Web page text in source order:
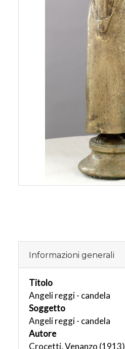
Informazioni generali
Titolo
Angeli reggi - candela
Soggetto
Angeli reggi - candela
Autore
Crocetti, Venanzo (1913)